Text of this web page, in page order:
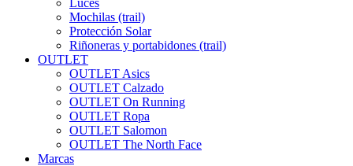
Luces
Mochilas (trail)
Protección Solar
Riñoneras y portabidones (trail)
OUTLET
OUTLET Asics
OUTLET Calzado
OUTLET On Running
OUTLET Ropa
OUTLET Salomon
OUTLET The North Face
Marcas